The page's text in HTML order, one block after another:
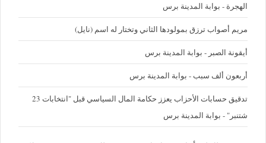
الهجرة - بوابة المدينة برس
مريم أصواب ترزق بمولودها الثاني وتختار له اسم (نايل)
أيقونة الصبر - بوابة المدينة برس
أربعون ألف سبب - بوابة المدينة برس
تدقيق حسابات الأحزاب يعزز حكامة المال السياسي قبل "انتخابات 23
شتنبر" - بوابة المدينة برس